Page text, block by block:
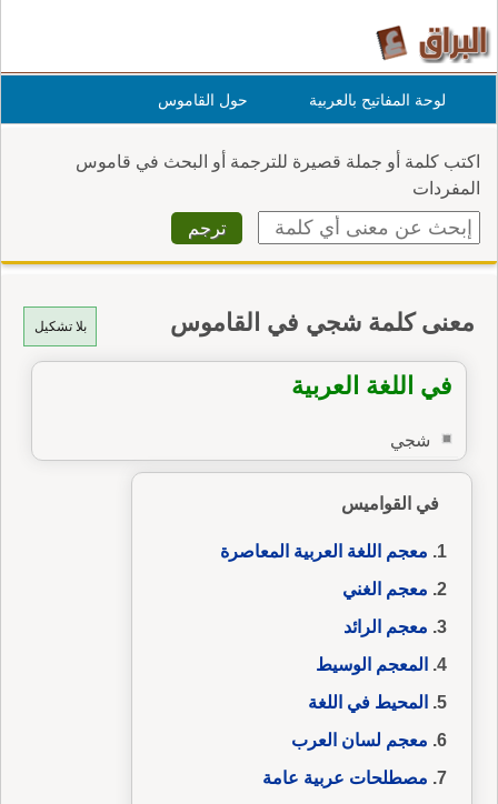
لوحة المفاتيح بالعربية حول القاموس
اكتب كلمة أو جملة قصيرة للترجمة أو البحث في قاموس
المفردات
بلا تشكيل معنى كلمة شجي في القاموس
في اللغة العربية
شجي
في القواميس
معجم اللغة العربية المعاصرة
معجم الغني
معجم الرائد
المعجم الوسيط
المحيط في اللغة
معجم لسان العرب
مصطلحات عربية عامة